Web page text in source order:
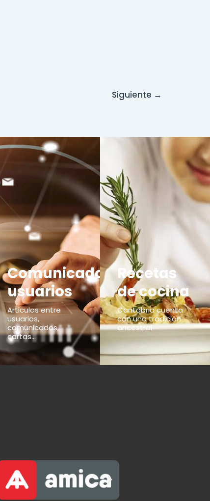
Siguiente →
Comunicados
usuarios
Articulos entre
usuarios,
comunicados,
cartas...
Recetas
de cocina
Cantabria cuenta
con una tradición
ancestral